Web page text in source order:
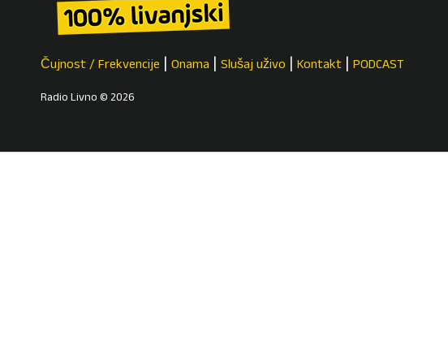
Čujnost / Frekvencije Onama Slušaj uživo Kontakt PODCAST
Radio Livno © 2026